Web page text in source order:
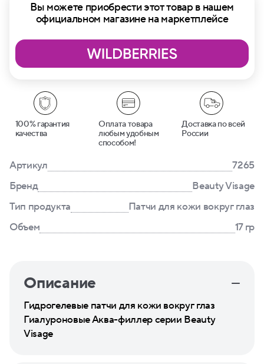
Вы можете приобрести этот товар в нашем
официальном магазине на маркетплейсе
100% гарантия
качества
Оплата товара
любым удобным
способом!
Доставка по всей
России
Артикул
7265
Бренд
Beauty Visage
Тип продукта
Патчи для кожи вокруг глаз
Объем
17 гр
Описание
Гидрогелевые патчи для кожи вокруг глаз
Гиалуроновые Аква-филлер серии Beauty
Visage